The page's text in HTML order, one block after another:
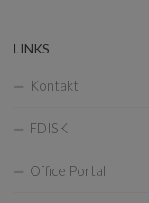
LINKS
Kontakt
FDISK
Office Portal